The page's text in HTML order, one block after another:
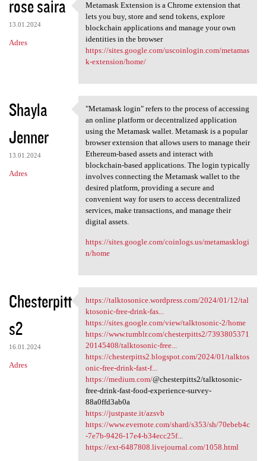
rose saira
13.01.2024
Adres
Metamask Extension is a
Metamask Extension is a Chrome extension that
lets you buy, store and send tokens, explore
blockchain applications and manage your own
identities in the browser
https://sites.google.com/uscoinlogin.com/metamas
k-extension/home/
Shayla
Jenner
13.01.2024
Adres
"Metamask login" refers to
"Metamask login" refers to the process of accessing
an online platform or decentralized application
using the Metamask wallet. Metamask is a popular
browser extension that allows users to manage their
Ethereum-based assets and interact with
blockchain-based applications. The login typically
involves connecting the Metamask wallet to the
desired platform, providing a secure and
convenient way for users to access decentralized
services, make transactions, and manage their
digital assets.
https://sites.google.com/coinlogs.us/metamasklogi
n/home
Chesterpitt
s2
16.01.2024
Adres
https://talktosonice
https://talktosonice.wordpress.com/2024/01/12/tal
ktosonic-free-drink-fas...
https://sites.google.com/view/talktosonic-2/home
https://www.tumblr.com/chesterpitts2/7393805371
20145408/talktosonic-free...
https://chesterpitts2.blogspot.com/2024/01/talktos
onic-free-drink-fast-f...
https://medium.com/@chesterpitts2/talktosonic-
free-drink-fast-food-experience-survey-
88a0ffd3ab0a
https://justpaste.it/azsvb
https://www.evernote.com/shard/s353/sh/70ebeb4c
-7e7b-9426-17e4-b34ecc25f...
https://ext-6487808.livejournal.com/1058.html